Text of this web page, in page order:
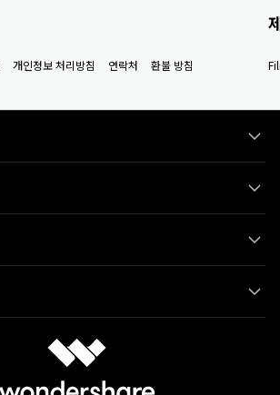
개인정보 처리방침 연락처 환불 방침